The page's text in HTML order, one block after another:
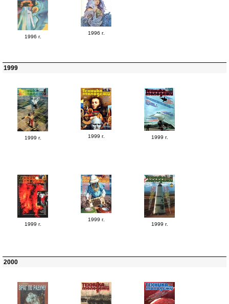
1996 г.
1996 г.
1999
1999 г. 1999 г. 1999 г.
1999 г.
1999 г.
1999 г.
2000